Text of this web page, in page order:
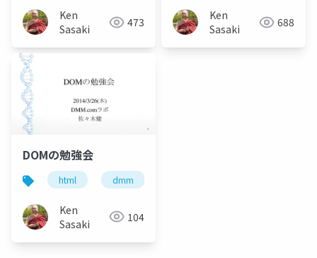
Ken
Sasaki
473
Ken
Sasaki
688
DOMの勉強会
html dmm
Ken
Sasaki
104